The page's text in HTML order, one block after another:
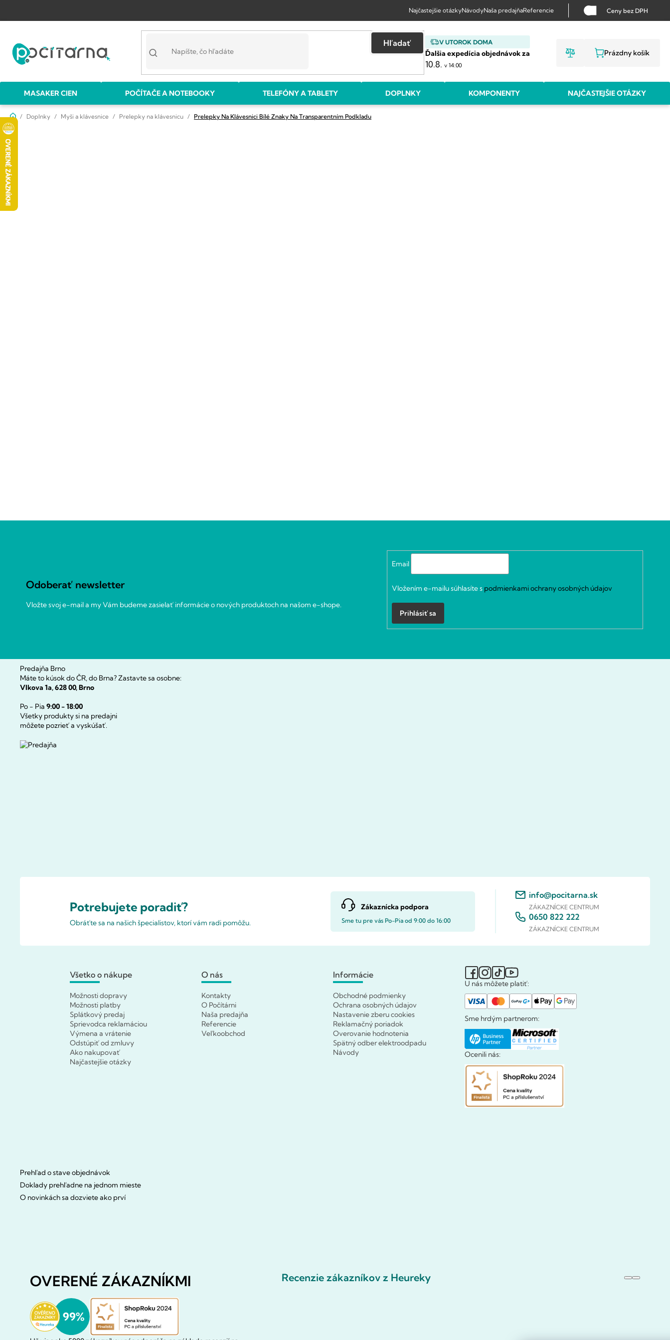
obsah
Najčastejšie otázkyNávodyNaša predajňaReferencie Ceny bez DPH
V UTOROK DOMA
Ďalšia expedícia objednávok za
10.8.v 14:00
Hľadať
NÁKUPNÝ
Prázdny košík
MASAKER CIEN POČÍTAČE A NOTEBOOKY TELEFÓNY A TABLETY DOPLNKY KOMPONENTY NAJČASTEJŠIE OTÁZKY
DomovDoplnky Myši a klávesnice Prelepky na klávesnicu Prelepky Na Klávesnici Bílé Znaky Na Transparentním Podkladu
Odoberať newsletter
Vložte svoj e-mail a my Vám budeme zasielať informácie o nových produktoch na našom e-shope.
Email
Vložením e-mailu súhlasíte s podmienkami ochrany osobných údajov
Prihlásiť sa
Predajňa Brno
Máte to kúsok do ČR, do Brna? Zastavte sa osobne:
Vlkova 1a, 628 00, Brno
Po - Pia 9:00 - 18:00
Všetky produkty si na predajni
môžete pozrieť a vyskúšať.
Potrebujete poradiť?
Obráťte sa na našich špecialistov, ktorí vám radi pomôžu.
Zákaznícka podpora
Sme tu pre vás Po-Pia od 9:00 do 16:00
info@pocitarna.sk
ZÁKAZNÍCKE CENTRUM
0650 822 222
ZÁKAZNÍCKE CENTRUM
Všetko o nákupe
Možnosti dopravy
Možnosti platby
Splátkový predaj
Sprievodca reklamáciou
Výmena a vrátenie
Odstúpiť od zmluvy
Ako nakupovať
Najčastejšie otázky
O nás
Kontakty
O Počítárni
Naša predajňa
Referencie
Veľkoobchod
Informácie
Obchodné podmienky
Ochrana osobných údajov
Nastavenie zberu cookies
Reklamačný poriadok
Overovanie hodnotenia
Spätný odber elektroodpadu
Návody
U nás môžete platiť:
Sme hrdým partnerom:
Ocenili nás:
Prehľad o stave objednávok
Doklady prehľadne na jednom mieste
O novinkách sa dozviete ako prví
OVERENÉ ZÁKAZNÍKMI Recenzie zákazníkov z Heureky